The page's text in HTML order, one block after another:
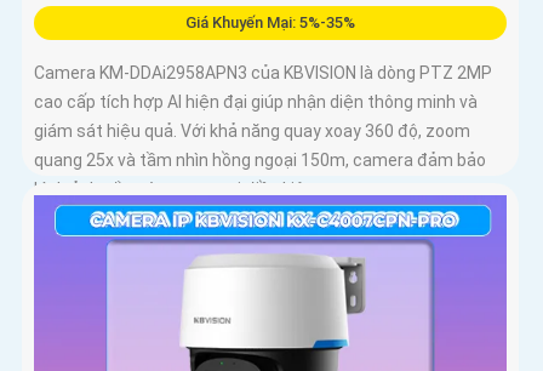
Giá Khuyến Mại: 5%-35%
Camera KM-DDAi2958APN3 của KBVISION là dòng PTZ 2MP
cao cấp tích hợp AI hiện đại giúp nhận diện thông minh và
giám sát hiệu quả. Với khả năng quay xoay 360 độ, zoom
quang 25x và tầm nhìn hồng ngoại 150m, camera đảm bảo
hình ảnh sắc nét trong mọi điều kiện